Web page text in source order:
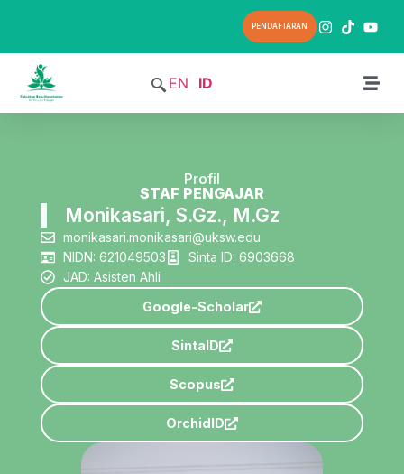
PENDAFTARAN
EN ID
Profil
STAF PENGAJAR
Monikasari, S.Gz., M.Gz
monikasari.monikasari@uksw.edu
NIDN: 621049503
Sinta ID: 6903668
JAD: Asisten Ahli
Google-Scholar
SintaID
Scopus
OrchidID